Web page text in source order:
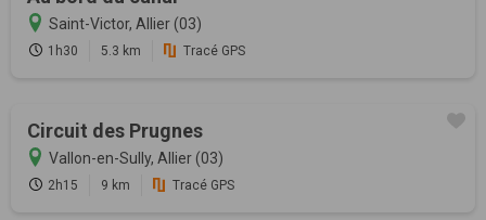
Saint-Victor, Allier (03)
1h30 5.3 km Tracé GPS
Circuit des Prugnes
Vallon-en-Sully, Allier (03)
2h15 9 km Tracé GPS